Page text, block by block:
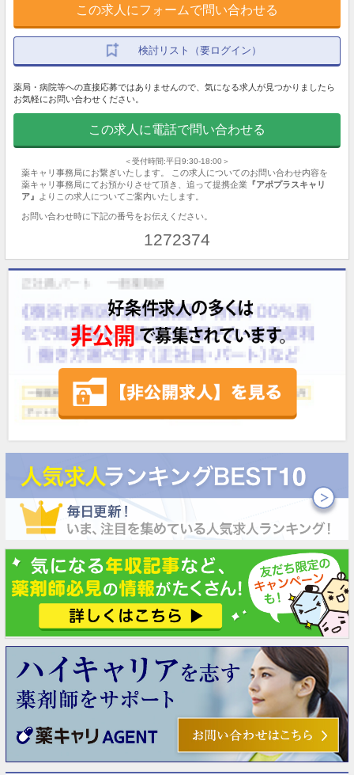
この求人にフォームで問い合わせる
検討リスト（要ログイン）
薬局・病院等への直接応募ではありませんので、気になる求人が見つかりましたら
お気軽にお問い合わせください。
この求人に電話で問い合わせる
＜受付時間:平日9:30-18:00＞
薬キャリ事務局にお繋ぎいたします。 この求人についてのお問い合わせ内容を
薬キャリ事務局にてお預かりさせて頂き、追って提携企業 『アポプラスキャリ
ア』
よりこの求人についてご案内いたします。
お問い合わせ時に下記の番号をお伝えください。
1272374